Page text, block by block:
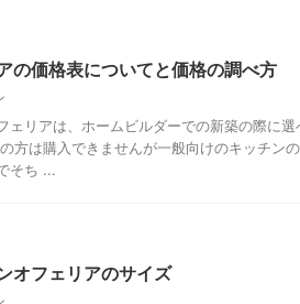
の価格表についてと価格の調べ方
ェリアは、ホームビルダーでの新築の際に選
方は購入できませんが一般向けのキッチン
そち ...
オフェリアのサイズ